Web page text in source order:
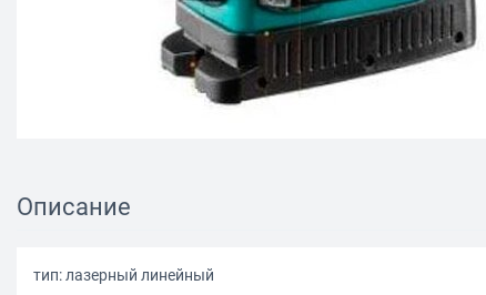
Описание
тип: лазерный линейный